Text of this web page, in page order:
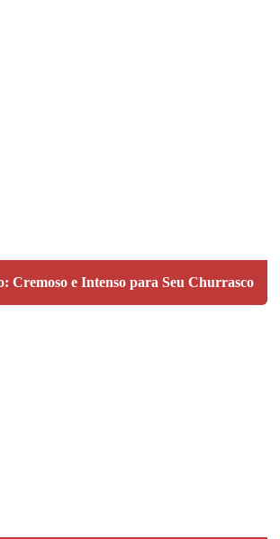
Cremoso e Intenso para Seu Churrasco